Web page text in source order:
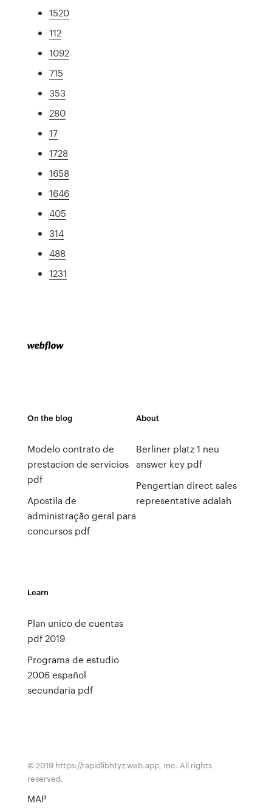
1520
112
1092
715
353
280
17
1728
1658
1646
405
314
488
1231
On the blog
Modelo contrato de
prestacion de servicios
pdf
Apostila de
administração geral para
concursos pdf
About
Berliner platz 1 neu
answer key pdf
Pengertian direct sales
representative adalah
Learn
Plan unico de cuentas
pdf 2019
Programa de estudio
2006 español
secundaria pdf
© 2019 https://rapidlibhtyz.web.app, Inc. All rights
reserved.
MAP